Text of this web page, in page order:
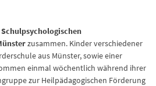
Schulpsychologischen
zusammen. Kinder verschiedener
aus Münster, sowie einer
einmal wöchentlich während ihrer
zur Heilpädagogischen Förderung